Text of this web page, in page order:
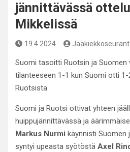
jännittävässä
Mikkelissä
19.4.2024
Suomi tasoitti Ruotsin ja Suomen
tilanteeseen 1-1 kun Suomi otti
Ruotsista
Suomi ja Ruotsi ottivat yhteen
huippujännittävässä ja
Markus Nurmi käynnisti Suomen
syntyi upeasta syötöstä Axel